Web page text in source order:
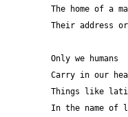
The home of a
Their address
Only we humans
Carry in our
Things like
In the name